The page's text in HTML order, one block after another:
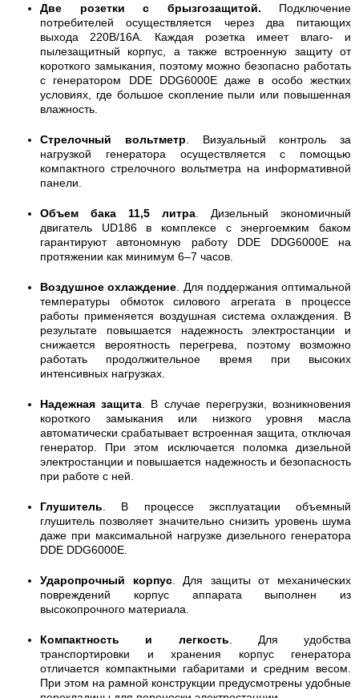
Две розетки с брызгозащитой. Подключение
потребителей осуществляется через два питающих
выхода 220В/16А. Каждая розетка имеет влаго- и
пылезащитный корпус, а также встроенную защиту от
короткого замыкания, поэтому можно безопасно работать
с генератором DDE DDG6000E даже в особо жестких
условиях, где большое скопление пыли или повышенная
влажность.
Стрелочный вольтметр . Визуальный контроль за
нагрузкой генератора осуществляется с помощью
компактного стрелочного вольтметра на информативной
панели.
Объем бака 11,5 литра . Дизельный экономичный
двигатель UD186 в комплексе с энергоемким баком
гарантируют автономную работу DDE DDG6000E на
протяжении как минимум 6–7 часов.
Воздушное охлаждение . Для поддержания оптимальной
температуры обмоток силового агрегата в процессе
работы применяется воздушная система охлаждения. В
результате повышается надежность электростанции и
снижается вероятность перегрева, поэтому возможно
работать продолжительное время при высоких
интенсивных нагрузках.
Надежная защита . В случае перегрузки, возникновения
короткого замыкания или низкого уровня масла
автоматически срабатывает встроенная защита, отключая
генератор. При этом исключается поломка дизельной
электростанции и повышается надежность и безопасность
при работе с ней.
Глушитель . В процессе эксплуатации объемный
глушитель позволяет значительно снизить уровень шума
даже при максимальной нагрузке дизельного генератора
DDE DDG6000E.
Ударопрочный корпус. Для защиты от механических
повреждений корпус аппарата выполнен из
высокопрочного материала.
Компактность и легкость . Для удобства
транспортировки и хранения корпус генератора
отличается компактными габаритами и средним весом.
При этом на рамной конструкции предусмотрены удобные